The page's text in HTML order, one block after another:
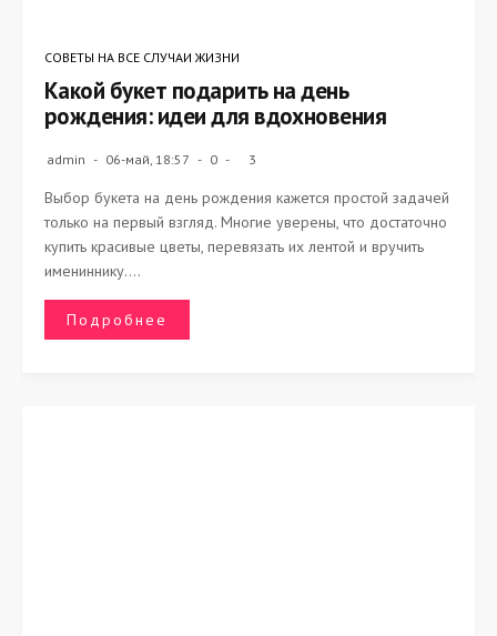
СОВЕТЫ НА ВСЕ СЛУЧАИ ЖИЗНИ
Какой букет подарить на день
рождения: идеи для вдохновения
admin 06-май, 18:57 0 3
Выбор букета на день рождения кажется простой задачей
только на первый взгляд. Многие уверены, что достаточно
купить красивые цветы, перевязать их лентой и вручить
имениннику....
Подробнее